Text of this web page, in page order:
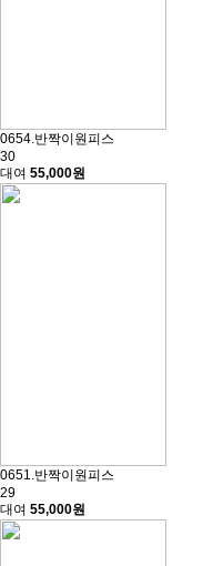
0654.반짝이원피스
30
대여 55,000원
0651.반짝이원피스
29
대여 55,000원